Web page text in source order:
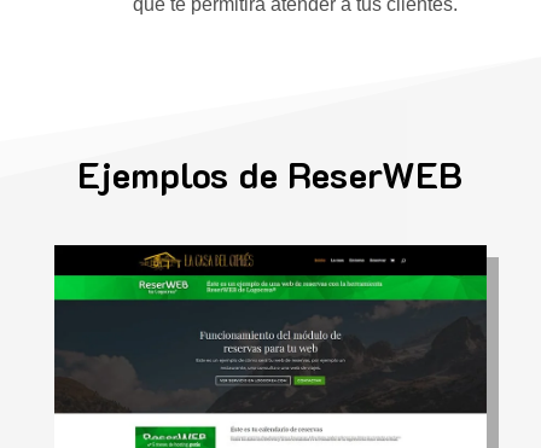
que te permitirá atender a tus clientes.
Ejemplos de ReserWEB